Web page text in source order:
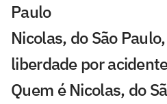
Paulo
Nicolas, do São
liberdade por
Quem é Nicolas, do